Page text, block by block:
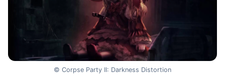
© Corpse Party II: Darkness Distortion